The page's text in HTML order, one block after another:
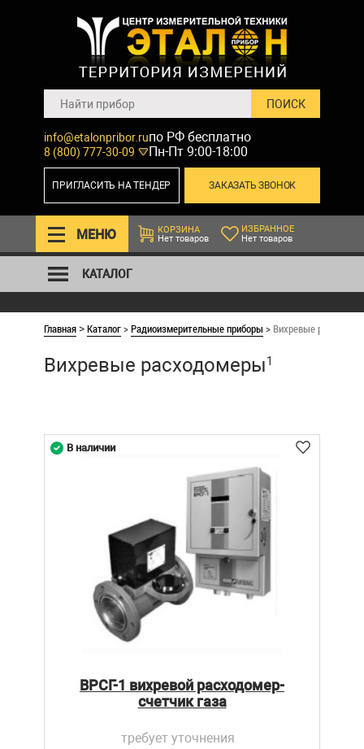
info@etalonpribor.ru
8 (800) 777-30-09
по РФ бесплатно
Пн-Пт 9:00-18:00
ЗАКАЗАТЬ ЗВОНОК
ПРИГЛАСИТЬ НА ТЕНДЕР
МЕНЮ
КОРЗИНА
Нет товаров
ИЗБРАННОЕ
Нет товаров
КАТАЛОГ
Главная >Каталог>Радиоизмерительные приборы > Вихревые
Вихревые расходомеры1
ВРСГ-1 вихревой расходомер-
счетчик газа
требует уточнения
В наличии